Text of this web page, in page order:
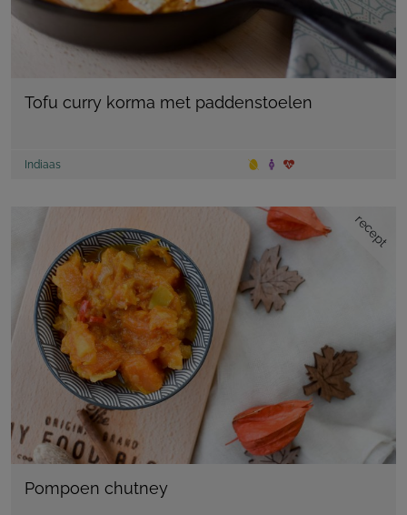
Tofu curry korma met paddenstoelen
Indiaas
recept
Pompoen chutney